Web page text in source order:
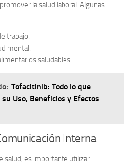
la salud laboral. Algunas
trabajo.
mental.
saludables.
Tofacitinib: Todo lo que
Uso, Beneficios y Efectos
Interna
salud, es importante utilizar